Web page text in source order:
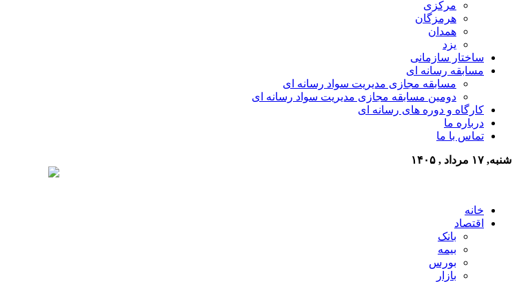
مرکزی
هرمزگان
همدان
یزد
ساختار سازمانی
مسابقه رسانه ای
مسابقه مجازی مدیریت سواد رسانه ای
دومین مسابقه مجازی مدیریت سواد رسانه ای
کارگاه و دوره های رسانه ای
درباره ما
تماس با ما
شنبه, ۱۷ مرداد , ۱۴۰۵
خانه
اقتصاد
بانک
بیمه
بورس
بازار